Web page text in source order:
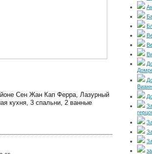
Сен Жан Кап Ферра, Лазурный
кухня, 3 спальни, 2 ванные